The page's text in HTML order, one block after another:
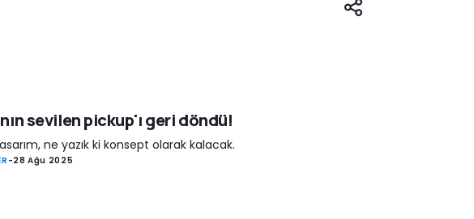
sevilen pickup'ı geri döndü!
ne yazık ki konsept olarak kalacak.
-28 Ağu 2025